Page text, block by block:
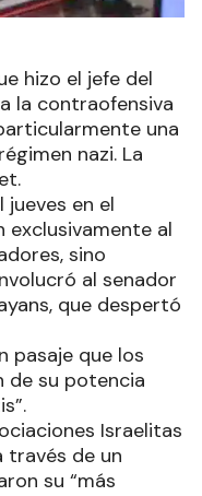
hizo el jefe del
la contraofensiva
una
nazi. La
jueves en el
exclusivamente al
sino
al senador
que despertó
pasaje que los
de su potencia
Israelitas
través de un
su “más